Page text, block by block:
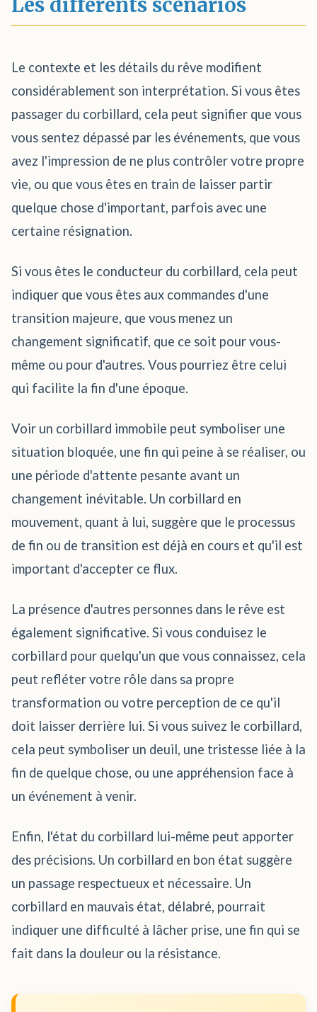
Le contexte et les détails du rêve modifient
considérablement son interprétation. Si vous êtes
passager du corbillard, cela peut signifier que vous
vous sentez dépassé par les événements, que vous
avez l'impression de ne plus contrôler votre propre
vie, ou que vous êtes en train de laisser partir
quelque chose d'important, parfois avec une
certaine résignation.
Si vous êtes le conducteur du corbillard, cela peut
indiquer que vous êtes aux commandes d'une
transition majeure, que vous menez un
changement significatif, que ce soit pour vous-
même ou pour d'autres. Vous pourriez être celui
qui facilite la fin d'une époque.
Voir un corbillard immobile peut symboliser une
situation bloquée, une fin qui peine à se réaliser, ou
une période d'attente pesante avant un
changement inévitable. Un corbillard en
mouvement, quant à lui, suggère que le processus
de fin ou de transition est déjà en cours et qu'il est
important d'accepter ce flux.
La présence d'autres personnes dans le rêve est
également significative. Si vous conduisez le
corbillard pour quelqu'un que vous connaissez, cela
peut refléter votre rôle dans sa propre
transformation ou votre perception de ce qu'il
doit laisser derrière lui. Si vous suivez le corbillard,
cela peut symboliser un deuil, une tristesse liée à la
fin de quelque chose, ou une appréhension face à
un événement à venir.
Enfin, l'état du corbillard lui-même peut apporter
des précisions. Un corbillard en bon état suggère
un passage respectueux et nécessaire. Un
corbillard en mauvais état, délabré, pourrait
indiquer une difficulté à lâcher prise, une fin qui se
fait dans la douleur ou la résistance.